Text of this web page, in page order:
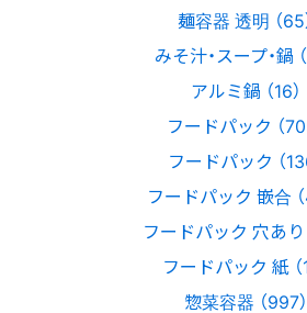
麺容器 透明 （65
みそ汁・スープ・鍋
アルミ鍋 （16）
フードパック （
フードパック （
フードパック 嵌合 （
フードパック 穴あり
フードパック 紙 （
惣菜容器 （997）